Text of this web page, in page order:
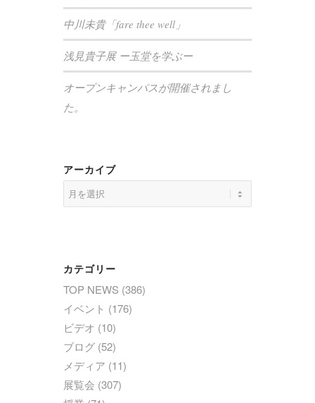
中川未貴「fare thee well」
浅見貴子展 ー玉堂を学ぶー
オープンキャンパスが開催されまし
た。
アーカイブ
カテゴリー
TOP NEWS (386)
イベント (176)
ビデオ (10)
ブログ (52)
メディア (11)
展覧会 (307)